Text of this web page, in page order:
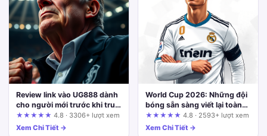
Review link vào UG888 dành
cho người mới trước khi truy
cập nhà cái
★★★★★ 4.8 · 3306+ lượt xem
Xem Chi Tiết →
World Cup 2026: Những đội
bóng sẵn sàng viết lại toàn
bộ lịch sử bóng đá
★★★★★ 4.8 · 2593+ lượt xem
Xem Chi Tiết →